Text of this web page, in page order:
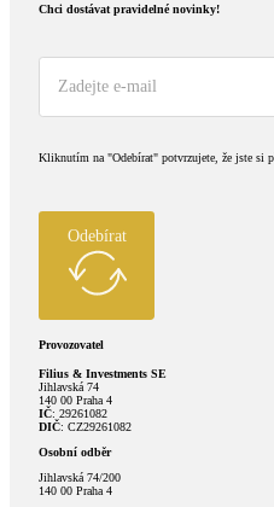
Chci dostávat pravidelné novinky!​
Kliknutím na "Odebírat" potvrzujete, že jste si
Odebírat
Provozovatel
Filius & Investments SE
Jihlavská 74
140 00 Praha 4
IČ: 29261082
DIČ: CZ29261082
Osobní odběr
Jihlavská 74/200
140 00 Praha 4